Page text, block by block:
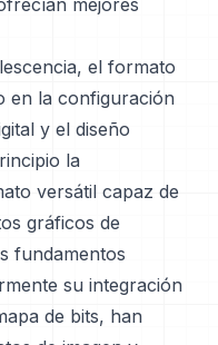
mejores
el formato
en la configuración
y el diseño
la
versátil capaz de
gráficos de
fundamentos
su integración
de bits, han